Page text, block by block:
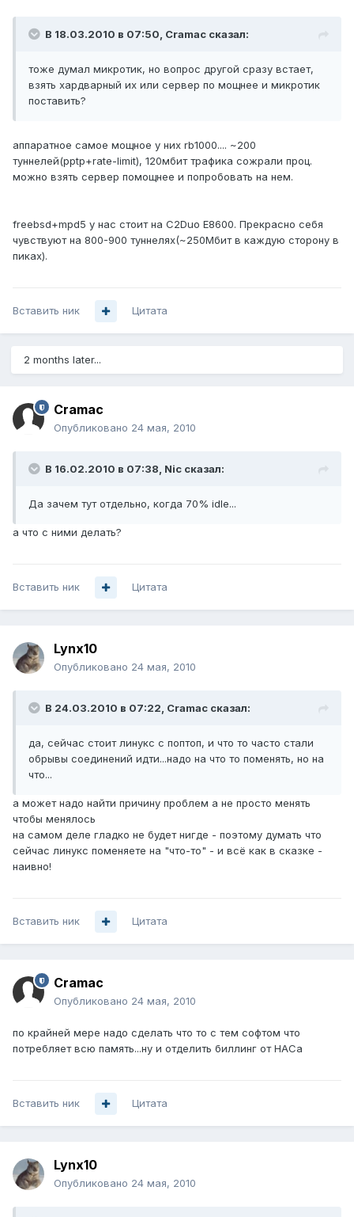
В 18.03.2010 в 07:50, Cramac сказал:
тоже думал микротик, но вопрос другой сразу встает,
взять хардварный их или сервер по мощнее и микротик
поставить?
аппаратное самое мощное у них rb1000.... ~200
туннелей(pptp+rate-limit), 120мбит трафика сожрали проц.
можно взять сервер помощнее и попробовать на нем.
freebsd+mpd5 у нас стоит на C2Duo E8600. Прекрасно себя
чувствуют на 800-900 туннелях(~250Мбит в каждую сторону в
пиках).
Вставить ник Цитата
2 months later...
Cramac
Опубликовано 24 мая, 2010
В 16.02.2010 в 07:38, Nic сказал:
Да зачем тут отдельно, когда 70% idle...
а что с ними делать?
Вставить ник Цитата
Lynx10
Опубликовано 24 мая, 2010
В 24.03.2010 в 07:22, Cramac сказал:
да, сейчас стоит линукс с поптоп, и что то часто стали
обрывы соединений идти...надо на что то поменять, но на
что...
а может надо найти причину проблем а не просто менять
чтобы менялось
на самом деле гладко не будет нигде - поэтому думать что
сейчас линукс поменяете на "что-то" - и всё как в сказке -
наивно!
Вставить ник Цитата
Cramac
Опубликовано 24 мая, 2010
по крайней мере надо сделать что то с тем софтом что
потребляет всю память...ну и отделить биллинг от НАСа
Вставить ник Цитата
Lynx10
Опубликовано 24 мая, 2010